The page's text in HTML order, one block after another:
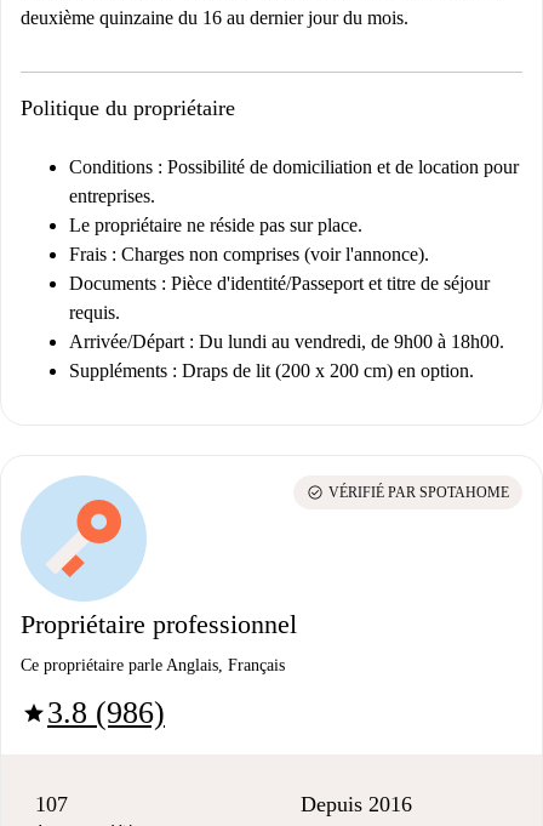
deuxième quinzaine du 16 au dernier jour du mois.
Politique du propriétaire
Conditions : Possibilité de domiciliation et de location pour
entreprises.
Le propriétaire ne réside pas sur place.
Frais : Charges non comprises (voir l'annonce).
Documents : Pièce d'identité/Passeport et titre de séjour
requis.
Arrivée/Départ : Du lundi au vendredi, de 9h00 à 18h00.
Suppléments : Draps de lit (200 x 200 cm) en option.
Propriétaire professionnel
Ce propriétaire parle Anglais, Français
star3.8 (986)
check_circle VÉRIFIÉ PAR SPOTAHOME
107 Depuis 2016